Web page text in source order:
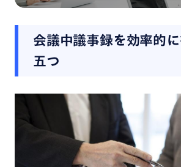
会議中議事録を効率的
五つ